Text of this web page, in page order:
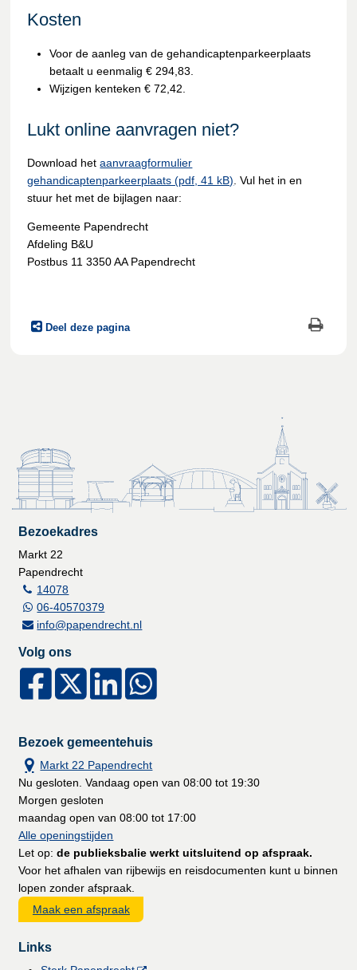
Kosten
Voor de aanleg van de gehandicaptenparkeerplaats
betaalt u eenmalig € 294,83.
Wijzigen kenteken € 72,42.
Lukt online aanvragen niet?
Download hetaanvraagformulier
gehandicaptenparkeerplaats (pdf, 41 kB) . Vul het in en
stuur het met de bijlagen naar:
Gemeente Papendrecht
Afdeling B&U
Postbus 11 3350 AA Papendrecht
Deel deze pagina
Bezoekadres
Markt 22
Papendrecht
14078
06-40570379
info@papendrecht.nl
Volg ons
Bezoek gemeentehuis
Markt 22 Papendrecht
Nu gesloten. Vandaag open van 08:00 tot 19:30
Morgen gesloten
maandag open van 08:00 tot 17:00
Alle openingstijden
Let op:de publieksbalie werkt uitsluitend op afspraak.
Voor het afhalen van rijbewijs en reisdocumenten kunt u binnen
lopen zonder afspraak.
Maak een afspraak
Links